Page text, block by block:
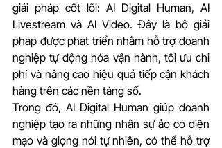
giải pháp cốt lõi: AI Digital Human, AI
Livestream và AI Video. Đây là bộ giải
pháp được phát triển nhằm hỗ trợ doanh
nghiệp tự động hóa vận hành, tối ưu chi
phí và nâng cao hiệu quả tiếp cận khách
hàng trên các nền tảng số.
Trong đó, AI Digital Human giúp doanh
nghiệp tạo ra những nhân sự ảo có diện
mạo và giọng nói tự nhiên, có thể hỗ trợ